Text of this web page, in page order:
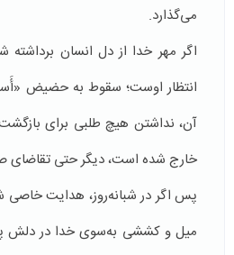
می‌گذارد.
اگر مهر خدا از دل انسان
انتظار اوست؛ سقوط به حضیض
آن، نداشتن هیچ طلبی برای
خارج شده است، دیگر حتی تقاضای
پس اگر در شبانه‌روز، هدایت خاصی
میل و کششی به‌سوی خدا در دلش